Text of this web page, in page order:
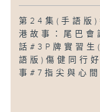
第24集(手語版)
港故事：尾巴會
話#3P牌實習生
語版)傷健同行
事#7指尖與心間